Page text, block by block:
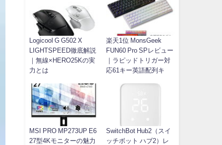
Logicool G G502 X
LIGHTSPEED徹底解説
｜無線×HERO25Kの実
力とは
楽天1位 MonsGeek
FUN60 Pro SPレビュー
｜ラピッドトリガー対
応61キー英語配列キ
MSI PRO MP273UP E6
27型4Kモニターの魅力
SwitchBot Hub2（スイ
ッチボット ハブ2）レ